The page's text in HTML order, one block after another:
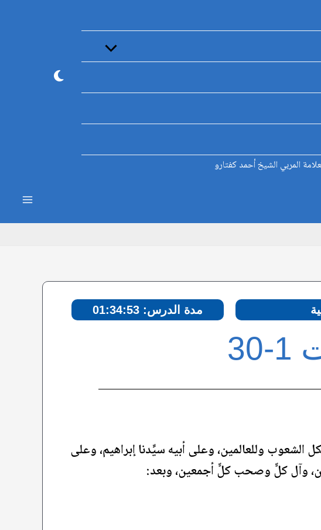
القائمة
المربي الشيخ أحمد كفتارو
مدة الدرس: 01:34:53
الشعوب وللعالمين، وعلى أبيه سيِّدنا إبراهيم، وعلى
وآل كلٍّ وصحب كلٍّ أجمعين، وبعد: